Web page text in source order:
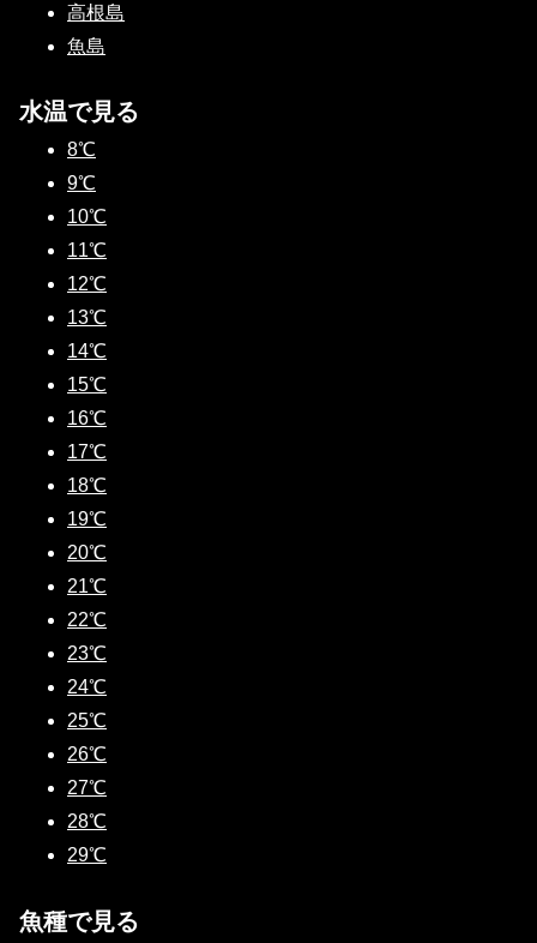
高根島
魚島
水温で見る
8℃
9℃
10℃
11℃
12℃
13℃
14℃
15℃
16℃
17℃
18℃
19℃
20℃
21℃
22℃
23℃
24℃
25℃
26℃
27℃
28℃
29℃
魚種で見る